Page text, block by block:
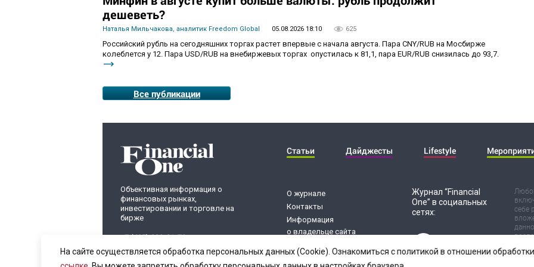
дешеветь?
Наталья Мильчакова, аналитик Freedom Global 05.08.2026 18:10 625
Российский рубль на сегодняшних торгах растет впервые с начала августа. Пара CNY/RUB на Мосбирже
колеблется у 12. Пара USD/RUB на внебиржевых торгах опустилась к 81,1, пара EUR/RUB снизилась до 93,7.
Все публикации
Объективная информация о
финансовых рынках,
инвестировании и торговле на
бирже
+7 (495) 899-01-70
info@fomag.ru
Статьи Дайджесты Lifestyle
О журнале
Контакты
Информация
о владельце сайта
персональных данных
Журнал “Financial
One” в социальных
сетях:
себе
риск
На сайте осуществляется обработка персональных данных (Cookie). Ознакомиться с политикой в отношении